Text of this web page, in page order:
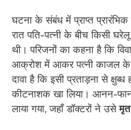
घटना के संबंध में प्राप्त
रात पति-पत्नी के बीच किसी
थी। परिजनों का कहना है कि
आक्रोश में आकर पत्नी काजल के
दावा है कि इसी प्रताड़ना से
कीटनाशक खा लिया। आनन-
लाया गया, जहाँ डॉक्टरों ने उसेमृत